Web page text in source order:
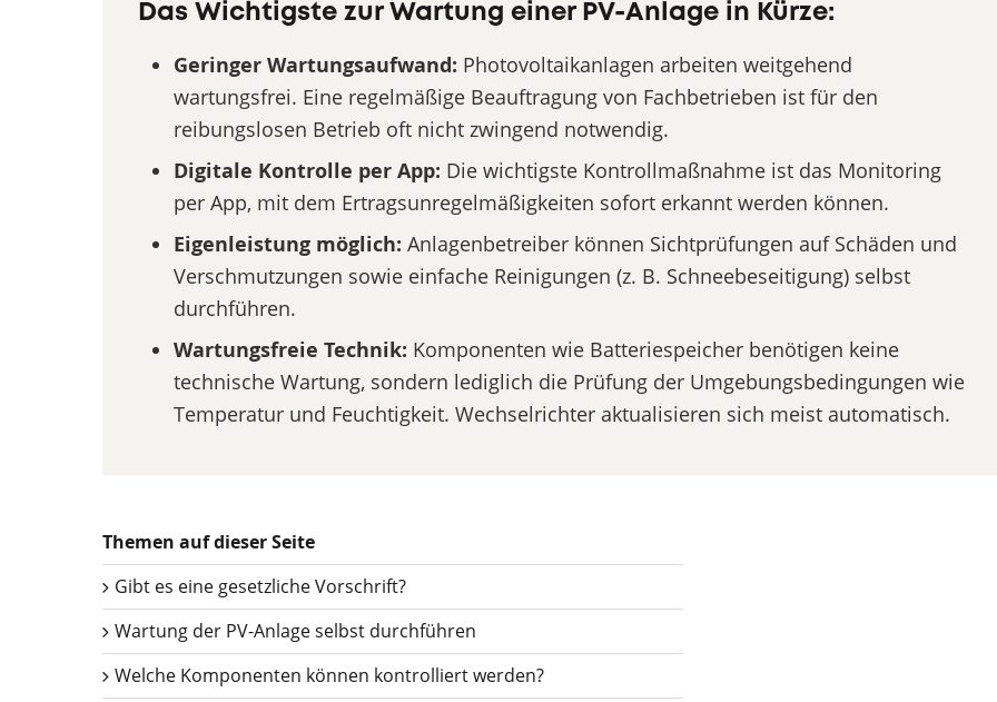
Das Wichtigste zur Wartung einer PV-Anlage in Kürze:
Geringer Wartungsaufwand: Photovoltaikanlagen arbeiten weitgehend
wartungsfrei. Eine regelmäßige Beauftragung von Fachbetrieben ist für den
reibungslosen Betrieb oft nicht zwingend notwendig.
Digitale Kontrolle per App: Die wichtigste Kontrollmaßnahme ist das Monitoring
per App, mit dem Ertragsunregelmäßigkeiten sofort erkannt werden können.
Eigenleistung möglich: Anlagenbetreiber können Sichtprüfungen auf Schäden und
Verschmutzungen sowie einfache Reinigungen (z. B. Schneebeseitigung) selbst
durchführen.
Wartungsfreie Technik: Komponenten wie Batteriespeicher benötigen keine
technische Wartung, sondern lediglich die Prüfung der Umgebungsbedingungen wie
Temperatur und Feuchtigkeit. Wechselrichter aktualisieren sich meist automatisch.
Themen auf dieser Seite
Gibt es eine gesetzliche Vorschrift?
Wartung der PV-Anlage selbst durchführen
Welche Komponenten können kontrolliert werden?